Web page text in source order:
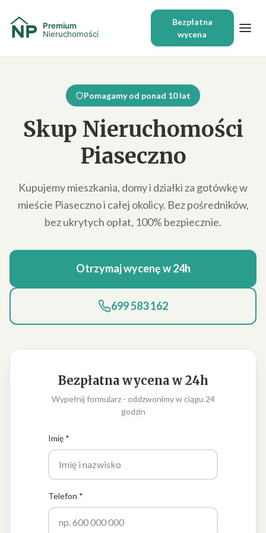
Bezpłatna
wycena
Pomagamy od ponad 10 lat
Skup Nieruchomości
Piaseczno
Kupujemy mieszkania, domy i działki za gotówkę w
mieście Piaseczno i całej okolicy. Bez pośredników,
bez ukrytych opłat, 100% bezpiecznie.
Otrzymaj wycenę w 24h
699 583 162
Bezpłatna wycena w 24h
Wypełnij formularz - oddzwonimy w ciągu 24
godzin
Imię *
Telefon *